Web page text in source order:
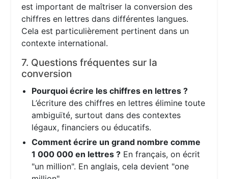
est important de maîtriser la conversion des
chiffres en lettres dans différentes langues.
Cela est particulièrement pertinent dans un
contexte international.
7. Questions fréquentes sur la
conversion
Pourquoi écrire les chiffres en lettres ?
L’écriture des chiffres en lettres élimine toute
ambiguïté, surtout dans des contextes
légaux, financiers ou éducatifs.
Comment écrire un grand nombre comme
1 000 000 en lettres ? En français, on écrit
"un million". En anglais, cela devient "one